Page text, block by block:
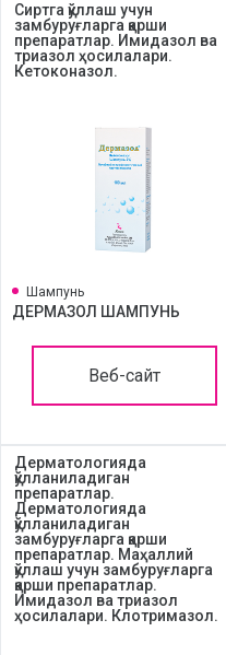
Сиртга қўллаш учун
замбуруғларга қарши
препаратлар. Имидазол ва
триазол ҳосилалари.
Кетоконазол.
Шампунь
ДЕРМАЗОЛ ШАМПУНЬ
Веб-сайт
Дерматологияда
қўлланиладиган
препаратлар.
Дерматологияда
қўлланиладиган
замбуруғларга қарши
препаратлар. Маҳаллий
қўллаш учун замбуруғларга
қарши препаратлар.
Имидазол ва триазол
ҳосилалари. Клотримазол.